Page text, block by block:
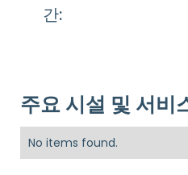
간:
주요 시설 및 서비
No items found.